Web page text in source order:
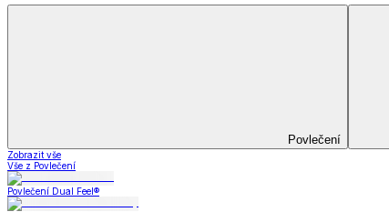
Zobrazit vše
Vše z Bytový textil